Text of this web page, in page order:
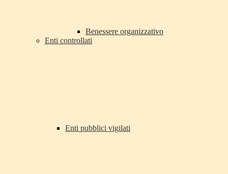
Benessere organizzativo
Enti controllati
Enti pubblici vigilati